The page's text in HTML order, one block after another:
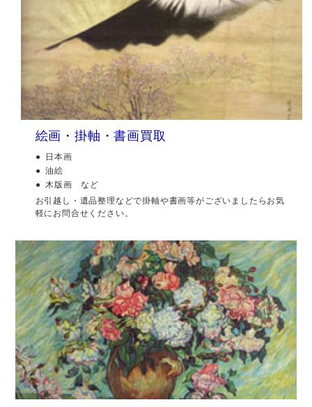
絵画・掛軸・書画買取
日本画
油絵
木版画 など
お引越し・遺品整理などで掛軸や書画等がございましたらお気
軽にお問合せください。